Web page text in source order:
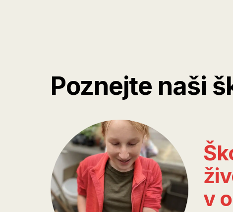
Poznejte naši
v